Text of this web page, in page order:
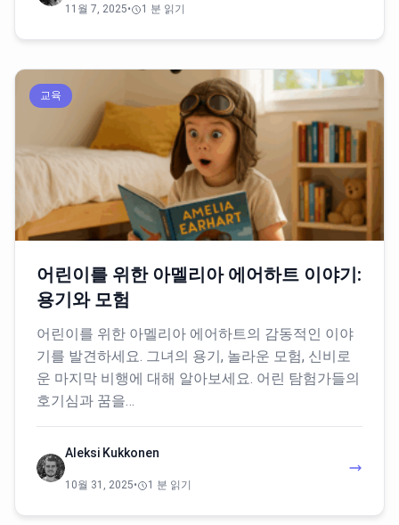
11월 7, 2025• 1 분 읽기
교육
어린이를 위한 아멜리아 에어하트 이야기:
용기와 모험
어린이를 위한 아멜리아 에어하트의 감동적인 이야
기를 발견하세요. 그녀의 용기, 놀라운 모험, 신비로
운 마지막 비행에 대해 알아보세요. 어린 탐험가들의
호기심과 꿈을…
Aleksi Kukkonen
10월 31, 2025• 1 분 읽기